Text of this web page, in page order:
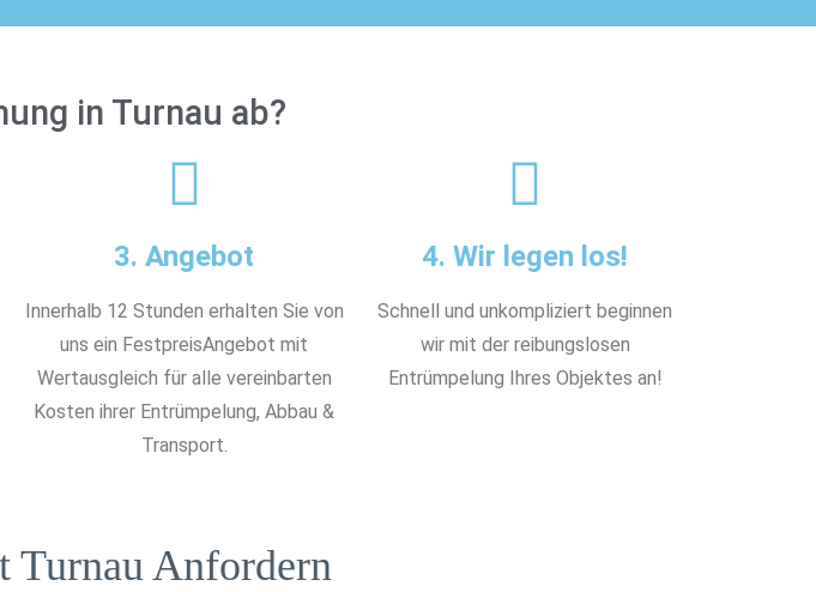
in Turnau ab?
3. Angebot
Innerhalb 12 Stunden erhalten Sie von
uns ein FestpreisAngebot mit
Wertausgleich für alle vereinbarten
Kosten ihrer Entrümpelung, Abbau &
Transport.
4. Wir legen los!
Schnell und unkompliziert beginnen
wir mit der reibungslosen
Entrümpelung Ihres Objektes an!
Turnau Anfordern